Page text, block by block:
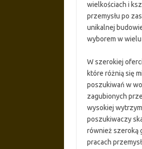
wielkościach i
przemysłu po
unikalnej
wyborem w
W szerokiej
które różnią się
poszukiwań w
zagubionych
wysokiej
poszukiwaczy
również szeroką
pracach